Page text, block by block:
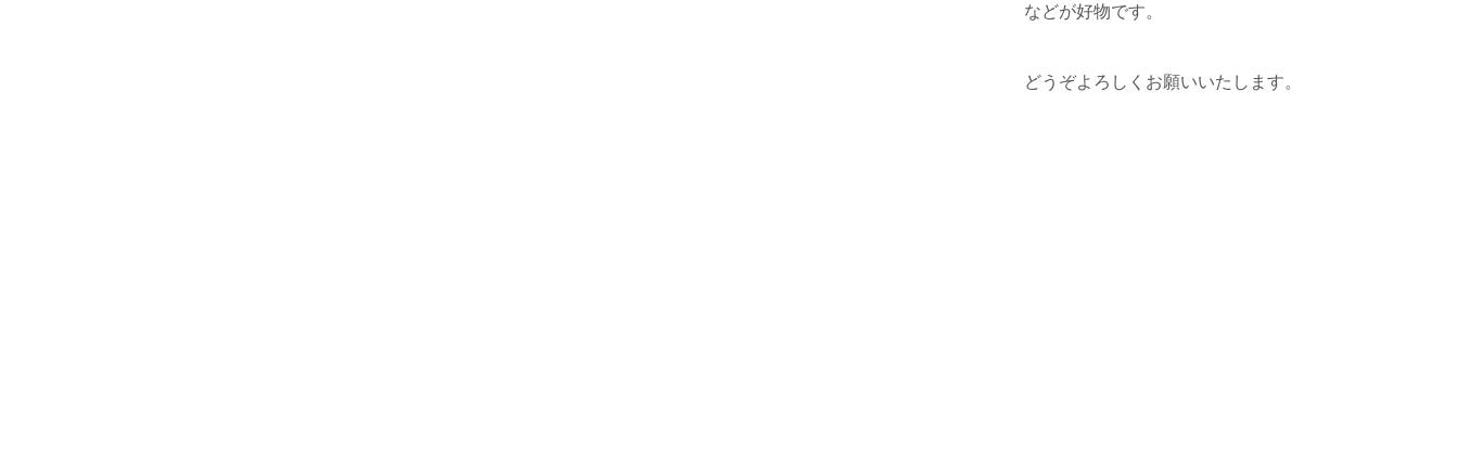
などが好物です。
どうぞよろしくお願いいたします。